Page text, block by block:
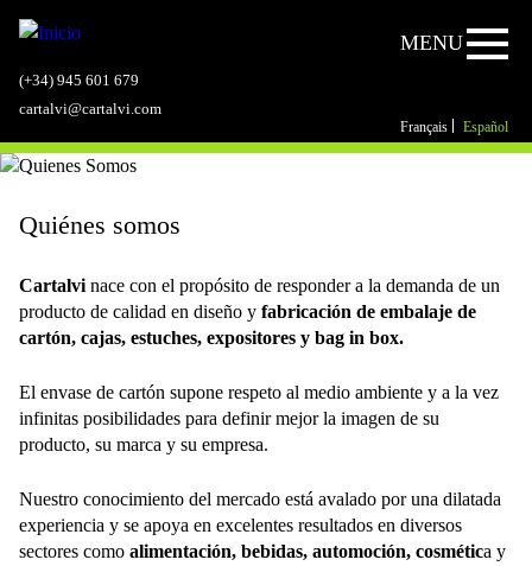
(+34) 945 601 679
cartalvi@cartalvi.com
MENU
Français Español
Quiénes somos
Cartalvi nace con el propósito de responder a la demanda de un
producto de calidad en diseño y fabricación de embalaje de
cartón, cajas, estuches, expositores y bag in box.
El envase de cartón supone respeto al medio ambiente y a la vez
infinitas posibilidades para definir mejor la imagen de su
producto, su marca y su empresa.
Nuestro conocimiento del mercado está avalado por una dilatada
experiencia y se apoya en excelentes resultados en diversos
sectores como alimentación, bebidas, automoción, cosmética y